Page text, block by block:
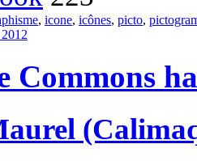
, icone, icônes, picto,
Commons